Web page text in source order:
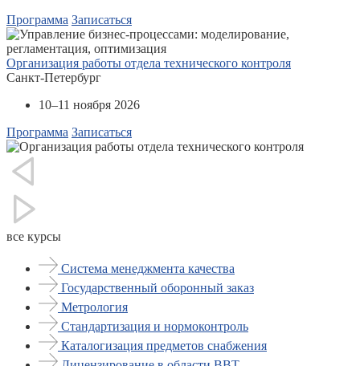
Программа Записаться
Организация работы отдела технического контроля
Санкт-Петербург
10–11 ноября 2026
Программа Записаться
все курсы
Система менеджмента качества
Государственный оборонный заказ
Метрология
Стандартизация и нормоконтроль
Каталогизация предметов снабжения